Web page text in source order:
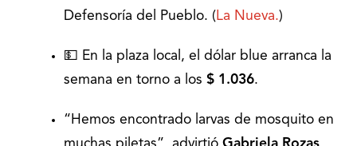
Defensoría del Pueblo. ( La Nueva.)
💵 En la plaza local, el dólar blue arranca la
semana en torno a los $ 1.036.
“Hemos encontrado larvas de mosquito en